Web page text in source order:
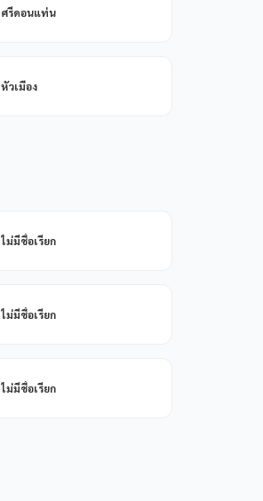
ศรีดอนแท่น
หัวเมือง
ไม่มีชื่อเรียก
ไม่มีชื่อเรียก
ไม่มีชื่อเรียก